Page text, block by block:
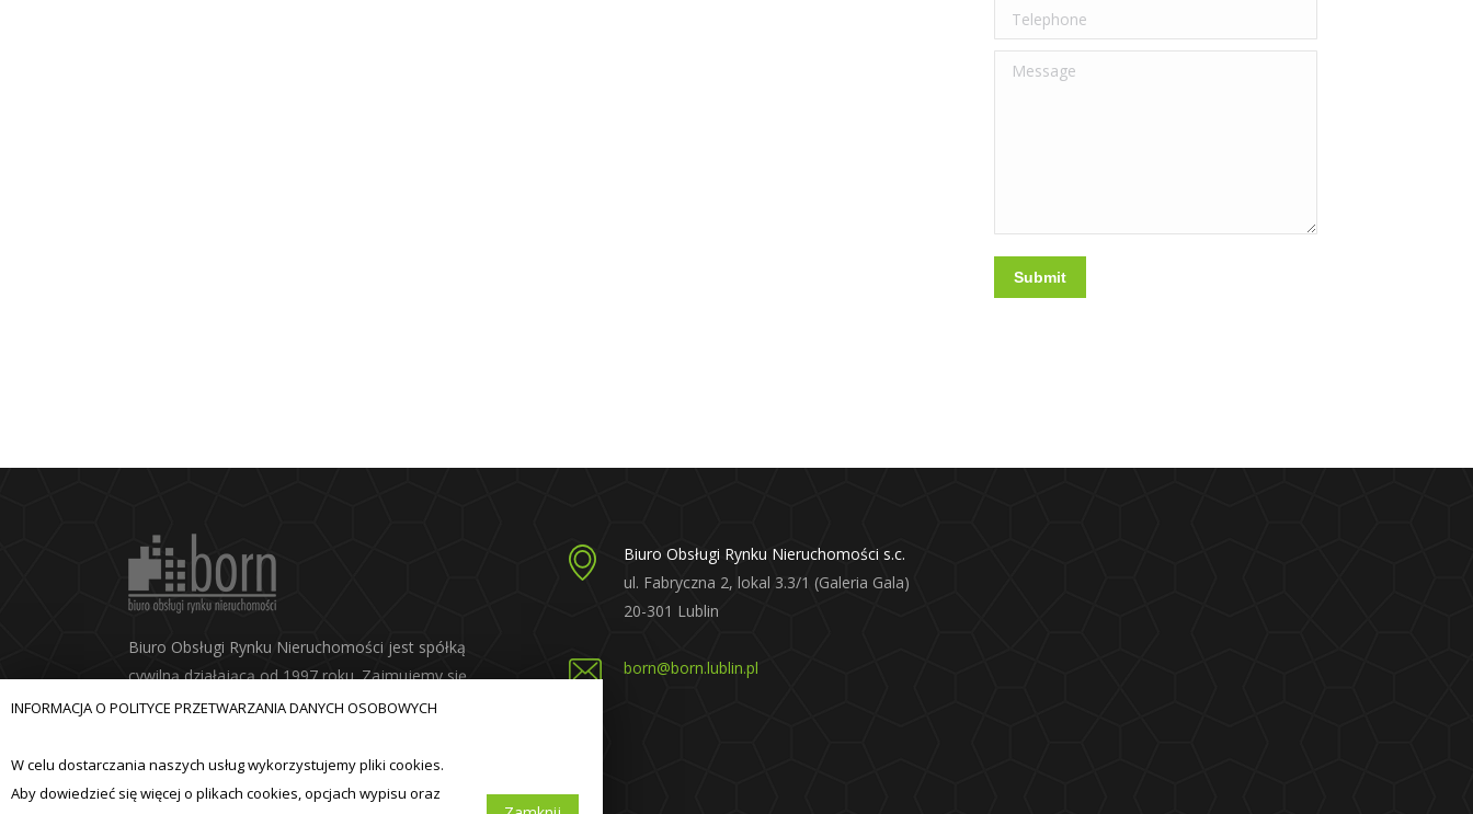
Telephone
Message
Submit
Biuro Obsługi Rynku Nieruchomości jest spółką
cywilną działającą od 1997 roku. Zajmujemy się
kompleksową obsługą rynku nieruchomości. Nasza
nieruchomości.
Biuro Obsługi Rynku Nieruchomości s.c.
ul. Fabryczna 2, lokal 3.3/1 (Galeria Gala)
20-301 Lublin
born@born.lublin.pl
INFORMACJA O POLITYCE PRZETWARZANIA DANYCH OSOBOWYCH
W celu dostarczania naszych usług wykorzystujemy pliki cookies.
Aby dowiedzieć się więcej o plikach cookies, opcjach wypisu oraz